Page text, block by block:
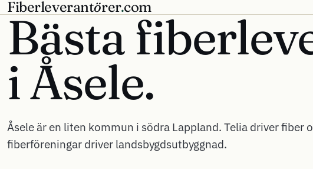
Fiberleverantörer.com
Bästa
iÅsele.
Åsele är en liten kommun i södra Lappland. Telia driver fiber
fiberföreningar driver landsbygdsutbyggnad.